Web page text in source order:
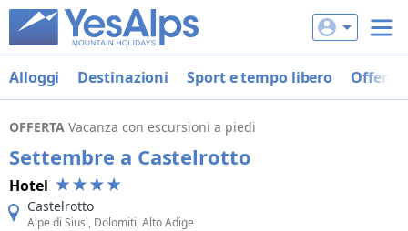
Alloggi Destinazioni Sport e tempo libero Offerte
OFFERTA Vacanza con escursioni a piedi
Settembre a Castelrotto
Hotel
Castelrotto
Alpe di Siusi, Dolomiti, Alto Adige